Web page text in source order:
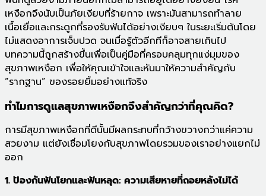
เหงือกจึงนับเป็นภัยเงียบที่ร้ายกาจ เพราะมันสามารถทำลาย
เนื้อเยื่อและกระดูกที่รองรับฟันได้อย่างเงียบๆ ในระยะเริ่มต้นโดย
ไม่แสดงอาการเจ็บปวด จนเมื่อรู้ตัวอีกทีก็อาจสายเกินไป
บทความนี้ถูกสร้างขึ้นเพื่อเป็นคู่มือที่ครอบคลุมทุกแง่มุมของ
สุขภาพเหงือก เพื่อให้คุณเข้าใจและหันมาให้ความสำคัญกับ
“รากฐาน” ของรอยยิ้มอย่างแท้จริง
ทำไมการดูแลสุขภาพเหงือกจึงสำคัญกว่าที่คุณคิด?
การมีสุขภาพเหงือกที่ดีนั้นมีผลกระทบที่กว้างขวางกว่าแค่ความ
สวยงาม แต่ยังเชื่อมโยงกับสุขภาพโดยรวมของเราอย่างแยกไม่
ออก
1. ป้องกันฟันโยกและฟันหลุด: ความเสียหายที่ถอยหลังไม่ได้